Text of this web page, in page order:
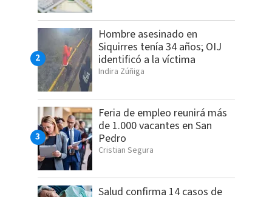
Hombre asesinado en
Siquirres tenía 34 años; OIJ
identificó a la víctima
Indira Zúñiga
Feria de empleo reunirá más
de 1.000 vacantes en San
Pedro
Cristian Segura
Salud confirma 14 casos de